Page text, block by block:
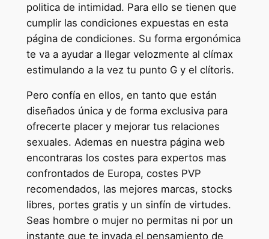
politica de intimidad. Para ello se tienen que
cumplir las condiciones expuestas en esta
página de condiciones. Su forma ergonómica
te va a ayudar a llegar velozmente al clímax
estimulando a la vez tu punto G y el clítoris.
Pero confía en ellos, en tanto que están
diseñados única y de forma exclusiva para
ofrecerte placer y mejorar tus relaciones
sexuales. Ademas en nuestra página web
encontraras los costes para expertos mas
confrontados de Europa, costes PVP
recomendados, las mejores marcas, stocks
libres, portes gratis y un sinfín de virtudes.
Seas hombre o mujer no permitas ni por un
instante que te invada el pensamiento de